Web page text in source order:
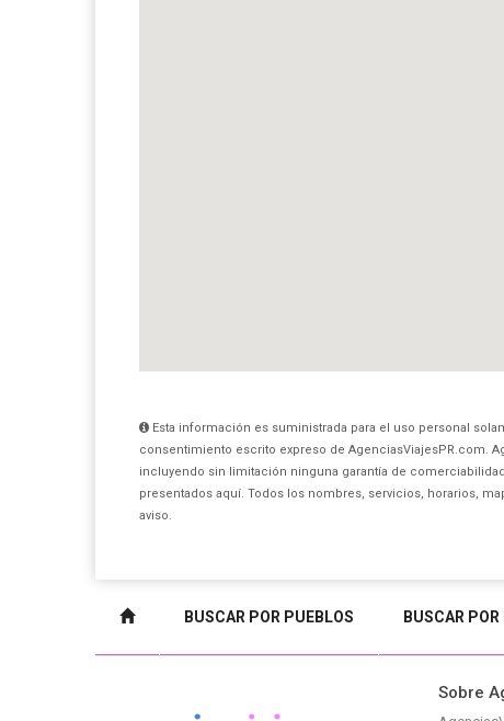
Esta información es suministrada para el uso personal
consentimiento escrito expreso de AgenciasViajesPR.com.
incluyendo sin limitación ninguna garantía de
presentados aquí. Todos los nombres, servicios, horarios,
aviso.
BUSCAR POR PUEBLOS BUSCAR
Sobre